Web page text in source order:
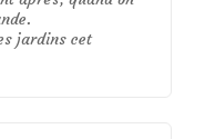
jardins cet